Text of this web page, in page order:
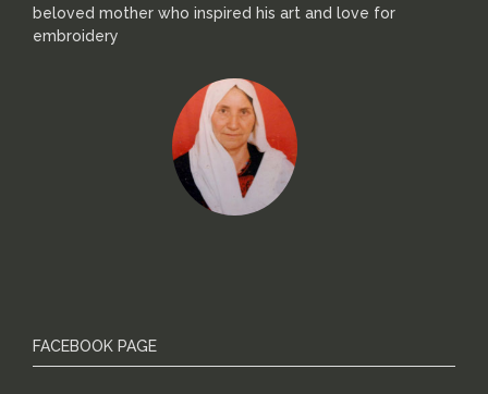
beloved mother who inspired his art and love for
embroidery
FACEBOOK PAGE